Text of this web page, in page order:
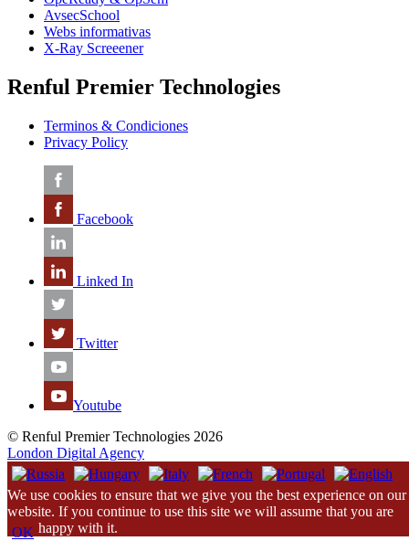
AvsecSchool
Webs informativas
X-Ray Screeener
Renful Premier Technologies
Terminos & Condiciones
Privacy Policy
Facebook
Linked In
Twitter
Youtube
© Renful Premier Technologies 2026
London Digital Agency
We use cookies to ensure that we give you the best experience on our
website. If you continue to use this site we will assume that you are
happy with it.
OK